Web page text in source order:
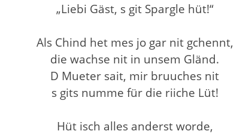
„Liebi Gäst, s git Spargle hüt!“
Als Chind het mes jo gar nit gchennt,
die wachse nit in unsem Gländ.
D Mueter sait, mir bruuches nit
s gits numme für die riiche Lüt!
Hüt isch alles anderst worde,